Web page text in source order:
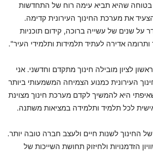
בטוחה שהיא תביא עימה רוח של התחדשות
את מערכת החינוך העירונית קדימה.
על שנים של עשייה ברוכה, קידום תוכניות
ותרומה אדירה לעתיד תלמידות ותלמידי העיר".
לציון מובילה חינוך מתקדם וחדשני. אני
העירונית כמנוע הצמיחה המשמעותי ביותר
היא להמשיך לקדם מערכת חינוך מצוינת
לכל תלמיד ותלמידה במציאות משתנה.
החינוך לשנות חיים ולעצב חברה טובה יותר.
הזדמנויות ולחיזוק תחושת השייכות של